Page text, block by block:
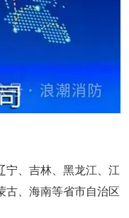
、吉林、黑龙江、江
古、海南等省市自治区